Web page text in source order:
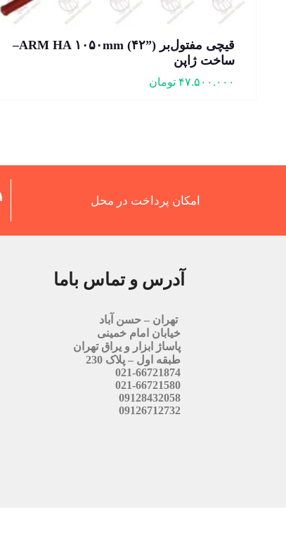
قیچی مفتول‌بر ARM HA ۱۰۵۰mm (۴۲”)–
ساخت ژاپن
۴۷.۵۰۰.۰۰۰ تومان
امکان پرداخت در محل
آدرس و تماس باما
تهران – حسن آباد
خیابان امام خمینی
پاساژ ابزار و یراق تهران
طبقه اول – پلاک 230
021-66721874
021-66721580
09128432058
09126712732